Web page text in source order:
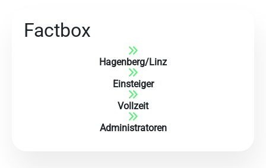
Factbox
Hagenberg/Linz
Einsteiger
Vollzeit
Administratoren